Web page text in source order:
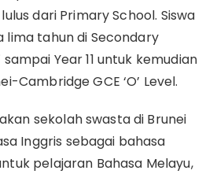
dari Primary School. Siswa
lima tahun di Secondary
Year 11 untuk kemudian
Cambridge GCE ‘O’ Level.
sekolah swasta di Brunei
Inggris sebagai bahasa
pelajaran Bahasa Melayu,